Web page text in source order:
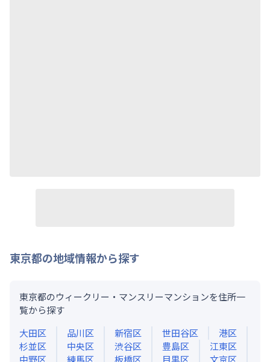
東京都の地域情報から探す
東京都のウィークリー・マンスリーマンションを住所一
覧から探す
大田区
品川区 新宿区 世田谷区
港区
杉並区
中央区 渋谷区 豊島区
江東区
中野区
練馬区 板橋区 目黒区
文京区